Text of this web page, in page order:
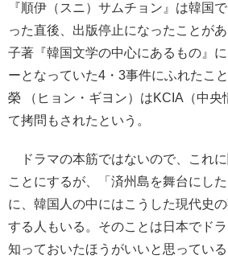
『順伊（スニ）サムチョン』は韓国
った直後、出版停止になったことが
子著『韓国文学の中心にあるもの』
ーとなっていた4・3事件にふれたこ
榮 （ヒョン・ギヨン）はKCIA（中央
て拷問もされたという。
ドラマの本筋ではないので、これ
ことにするが、「済州島を舞台にし
に、韓国人の中にはこうした現代史
する人もいる。そのことは日本でドラ
知っておいたほうがいいと思っている